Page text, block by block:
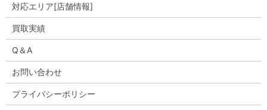
対応エリア[店舗情報]
買取実績
Q＆A
お問い合わせ
プライバシーポリシー